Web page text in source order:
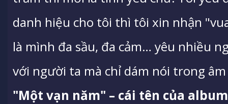
danh hiệu cho tôi thì tôi xin nhận
là mình đa sầu, đa cảm… yêu nhiều
với người ta mà chỉ dám nói trong
"Một vạn năm" – cái tên của